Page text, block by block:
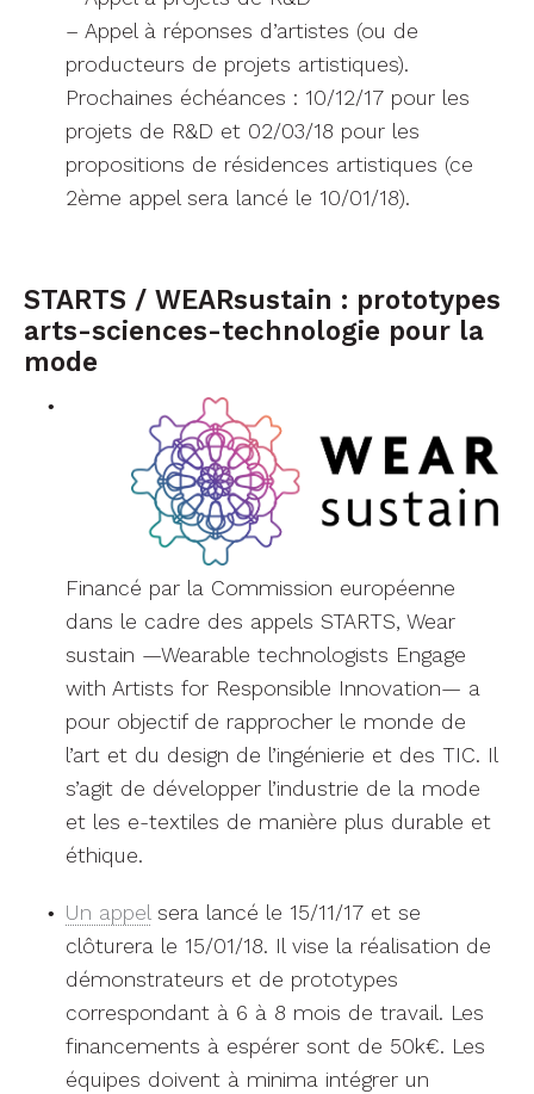
– Appel à réponses d’artistes (ou de
producteurs de projets artistiques).
Prochaines échéances : 10/12/17 pour les
projets de R&D et 02/03/18 pour les
propositions de résidences artistiques (ce
2ème appel sera lancé le 10/01/18).
STARTS / WEARsustain : prototypes
arts-sciences-technologie pour la
mode
Financé par la Commission européenne
dans le cadre des appels STARTS, Wear
sustain —Wearable technologists Engage
with Artists for Responsible Innovation— a
pour objectif de rapprocher le monde de
l’art et du design de l’ingénierie et des TIC. Il
s’agit de développer l’industrie de la mode
et les e-textiles de manière plus durable et
éthique.
Un appelsera lancé le 15/11/17 et se
clôturera le 15/01/18. Il vise la réalisation de
démonstrateurs et de prototypes
correspondant à 6 à 8 mois de travail. Les
financements à espérer sont de 50k€. Les
équipes doivent à minima intégrer un